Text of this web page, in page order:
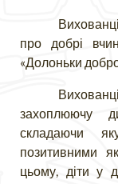
про добрі
«Долоньки
захоплюючу
складаючи
позитивними
цьому, діти у